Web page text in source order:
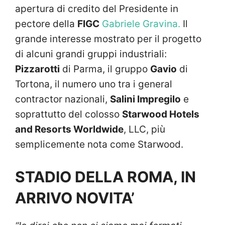
apertura di credito del Presidente in
pectore della FIGC Gabriele Gravina. Il
grande interesse mostrato per il progetto
di alcuni grandi gruppi industriali:
Pizzarotti di Parma, il gruppo Gavio di
Tortona, il numero uno tra i general
contractor nazionali, Salini Impregilo e
soprattutto del colosso Starwood Hotels
and Resorts Worldwide, LLC, più
semplicemente nota come Starwood.
STADIO DELLA ROMA, IN
ARRIVO NOVITA’